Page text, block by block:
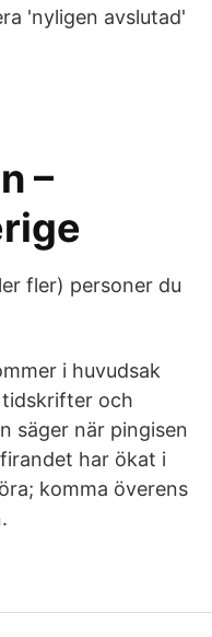
'nyligen avslutad'
–
fler) personer du
i huvudsak
och
säger när pingisen
har ökat i
komma överens